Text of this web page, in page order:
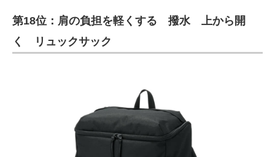
第18位：肩の負担を軽くする 撥水 上から開
く リュックサック